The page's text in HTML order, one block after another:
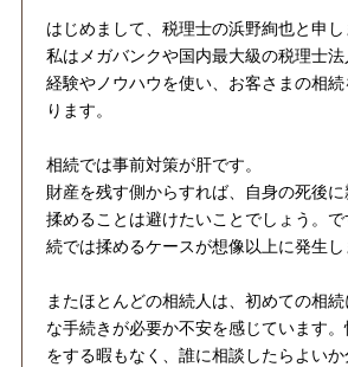
はじめまして、税理士の浜野絢也と申し
私はメガバンクや国内最大級の税理士
経験やノウハウを使い、お客さまの相
ります。
相続では事前対策が肝です。
財産を残す側からすれば、自身の死後
揉めることは避けたいことでしょう。
続では揉めるケースが想像以上に発生し
またほとんどの相続人は、初めての相
な手続きが必要か不安を感じています
をする暇もなく、誰に相談したらよい